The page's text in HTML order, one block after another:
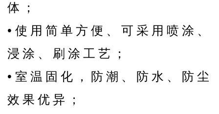
体 ；
• 使 用 简 单 方 便 、 可 采 用 喷 涂 、
浸 涂 、 刷 涂 工 艺 ；
• 室 温 固 化 ， 防 潮 、 防 水 、 防 尘
效 果 优 异 ；